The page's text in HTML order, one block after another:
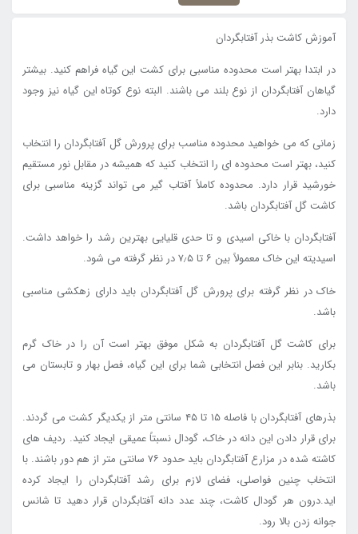
آموزش کاشت بذر آفتابگردان
در ابتدا بهتر است محدوده مناسبی برای کشت این گیاه فراهم کنید. بیشتر
گیاهان آفتابگردان از نوع بلند می باشند. البته نوع کوتاه این گیاه نیز وجود
دارد.
زمانی که می خواهید محدوده مناسب برای پرورش گل آفتابگردان را انتخاب
کنید، بهتر است محدوده ای را انتخاب کنید که همیشه در مقابل نور مستقیم
خورشید قرار دارد. محدوده کاملاً آفتاب گیر می تواند گزینه مناسبی برای
کاشت گل آفتابگردان باشد.
آفتابگردان با خاکی اسیدی و تا حدی قلیایی بهترین رشد را خواهد داشت.
اسیدیته این خاک معمولاً بین ۶ تا ۷٫۵ در نظر گرفته می شود.
خاک در نظر گرفته برای پرورش گل آفتابگردان باید دارای زهکشی مناسبی
باشد.
برای کاشت گل آفتابگردان به شکل موفق بهتر است آن را در خاک گرم
بکارید. بنابر این فصل انتخابی شما برای این گیاه، فصل بهار و تابستان می
باشد.
بذرهای آفتابگردان با فاصله ۱۵ تا ۴۵ سانتی متر از یکدیگر کشت می گردند.
برای قرار دادن این دانه در خاک، گودال نسبتاً عمیقی ایجاد کنید. ردیف های
کاشته شده در مزارع آفتابگردان باید حدود ۷۶ سانتی متر از هم دور باشند. با
انتخاب چنین فواصلی، فضای لازم برای رشد آفتابگردان را ایجاد کرده
اید.درون هر گودال کاشت، چند عدد دانه آفتابگردان قرار دهید تا شانس
جوانه زدن بالا رود.